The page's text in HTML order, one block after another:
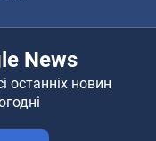
News
останніх новин